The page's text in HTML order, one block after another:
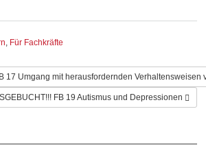
, Für Fachkräfte
17 Umgang mit herausfordernden
FB 19 Autismus und Depressionen